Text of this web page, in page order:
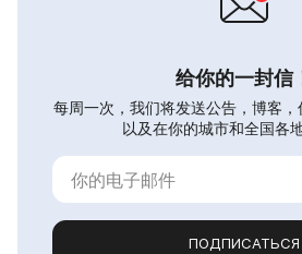
给你的一封信
每周一次，我们将发送公告，博客，
以及在你的城市和全国各
ПОДПИСАТЬСЯ